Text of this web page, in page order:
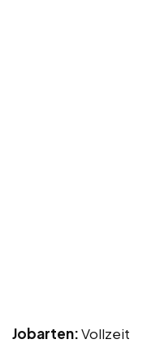
Jobarten:Vollzeit